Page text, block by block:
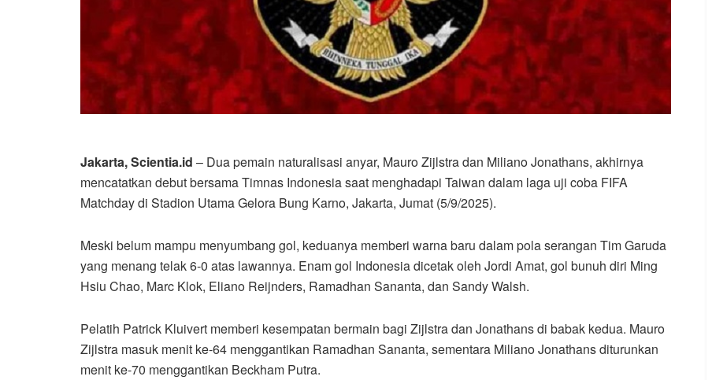
Jakarta, Scientia.id – Dua pemain naturalisasi anyar, Mauro Zijlstra dan Miliano Jonathans, akhirnya
mencatatkan debut bersama Timnas Indonesia saat menghadapi Taiwan dalam laga uji coba FIFA
Matchday di Stadion Utama Gelora Bung Karno, Jakarta, Jumat (5/9/2025).
Meski belum mampu menyumbang gol, keduanya memberi warna baru dalam pola serangan Tim Garuda
yang menang telak 6-0 atas lawannya. Enam gol Indonesia dicetak oleh Jordi Amat, gol bunuh diri Ming
Hsiu Chao, Marc Klok, Eliano Reijnders, Ramadhan Sananta, dan Sandy Walsh.
Pelatih Patrick Kluivert memberi kesempatan bermain bagi Zijlstra dan Jonathans di babak kedua. Mauro
Zijlstra masuk menit ke-64 menggantikan Ramadhan Sananta, sementara Miliano Jonathans diturunkan
menit ke-70 menggantikan Beckham Putra.